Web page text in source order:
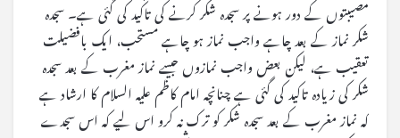
مصیبتوں کے دور ہونے پر سجدہ شکر کرنے کی تاکید کی گئی ہے۔ سجدہ
شکر نماز کے بعد چاہے واجب نماز ہو چاہے مستحب، ایک بافضیلت
تعقیب ہے، لیکن بعض واجب نمازوں جیسے نماز مغرب کے بعد سجدہ
شکر کی زیادہ تاکید کی گئی ہے چنانچہ امام کاظم علیہ السلام کا ارشاد ہے
کہ نماز مغرب کے بعد سجدہ شکر کو ترک نہ کرو اس لیے کہ اس سجدے